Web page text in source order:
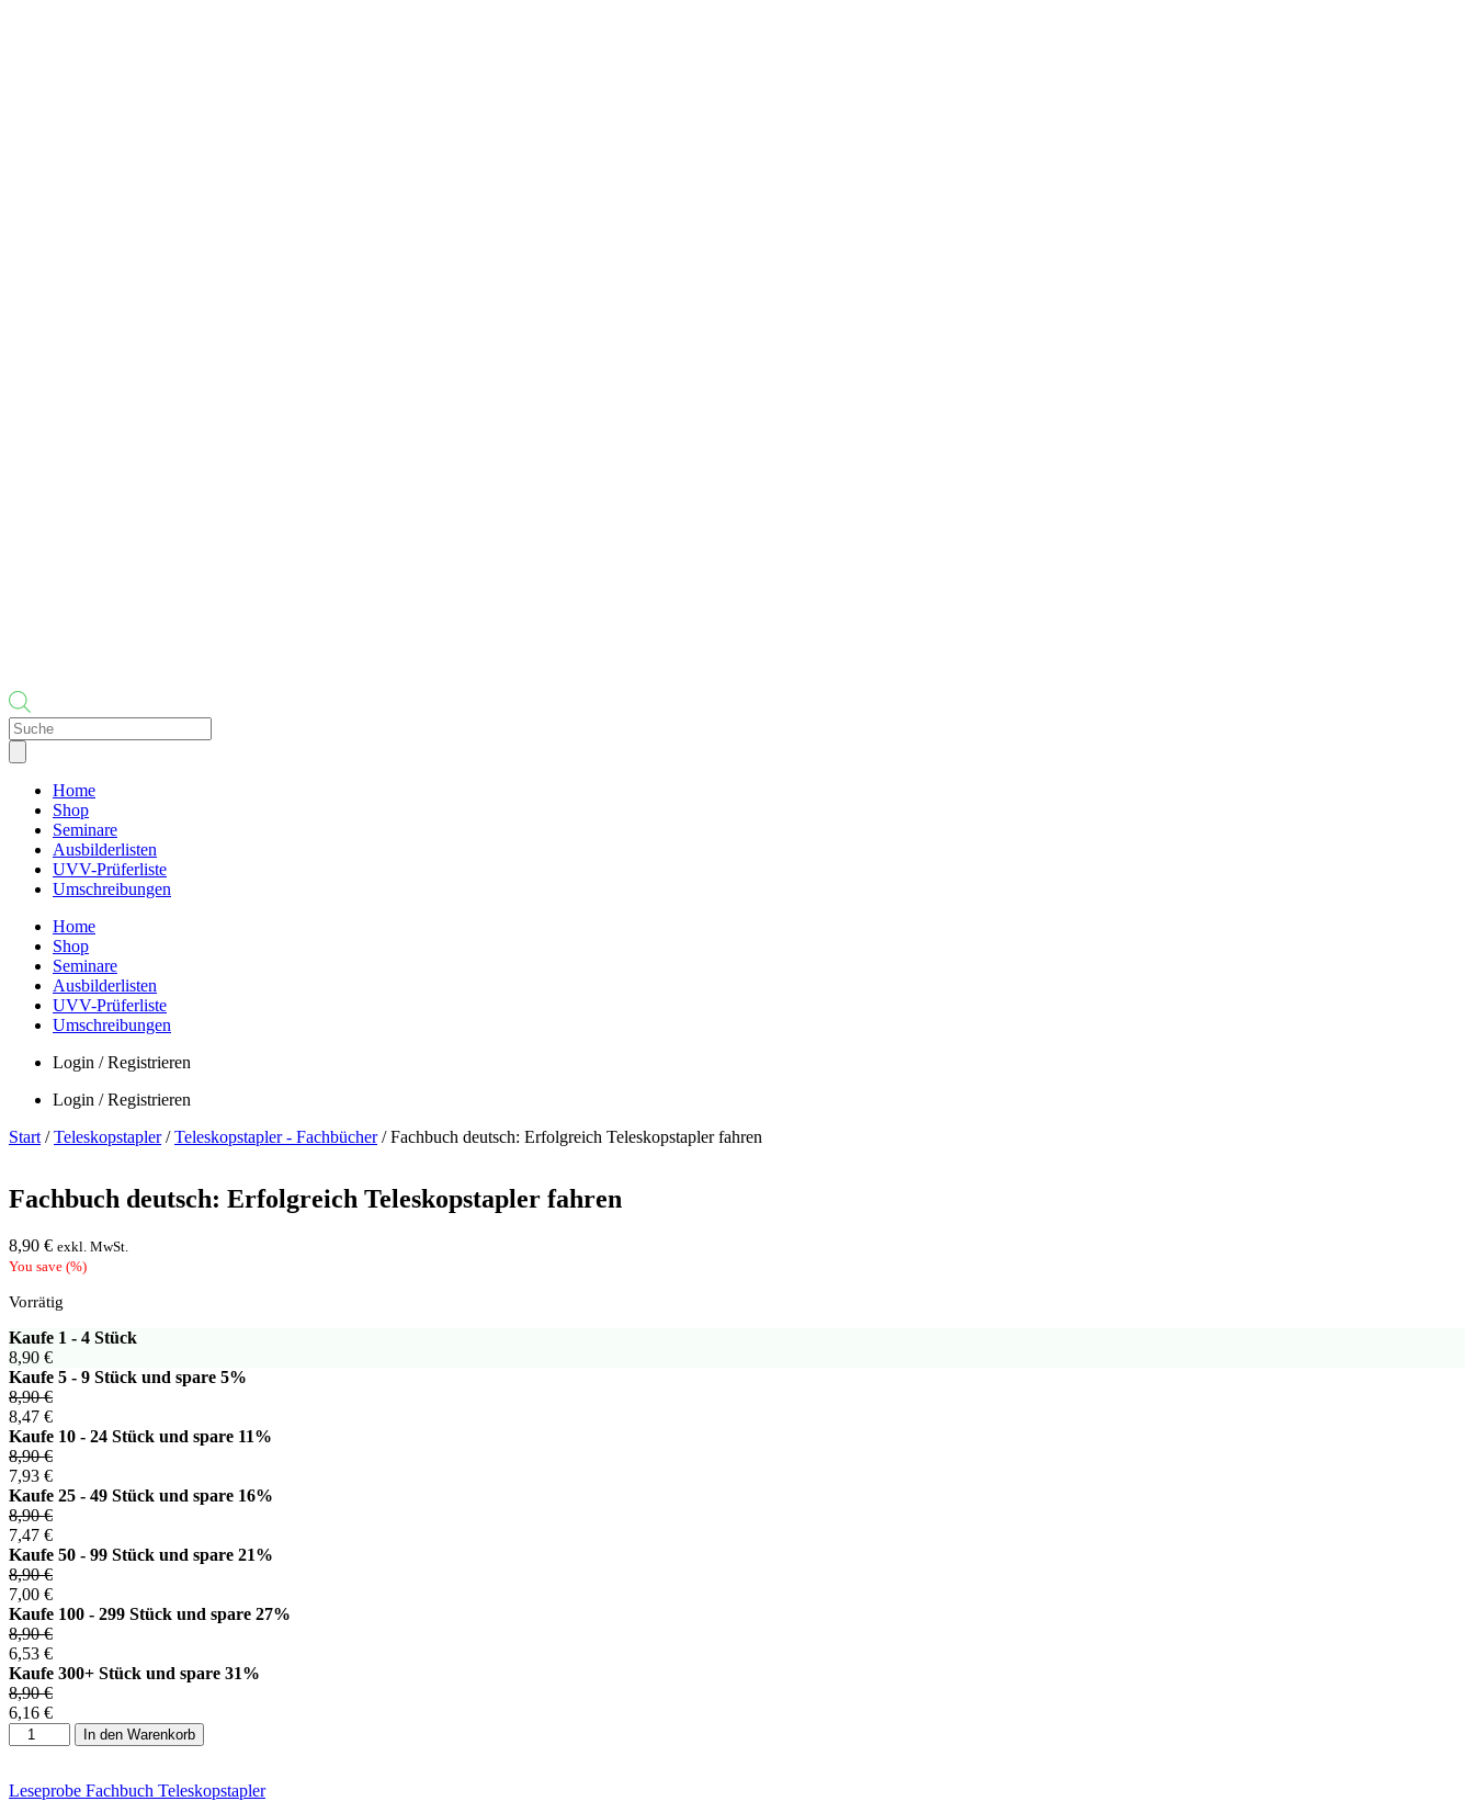
Products
search
Home
Shop
Seminare
Ausbilderlisten
UVV-Prüferliste
Umschreibungen
Home
Shop
Seminare
Ausbilderlisten
UVV-Prüferliste
Umschreibungen
Login / Registrieren
Login / Registrieren
Start /Teleskopstapler/Teleskopstapler - Fachbücher/ Fachbuch deutsch: Erfolgreich Teleskopstapler fahren
Fachbuch deutsch: Erfolgreich Teleskopstapler fahren
8,90 € exkl. MwSt.
You save (%)
Vorrätig
Kaufe 1 - 4 Stück
8,90 €
Kaufe 5 - 9 Stück und spare 5%
8,90€
8,47 €
Kaufe 10 - 24 Stück und spare 11%
8,90€
7,93 €
Kaufe 25 - 49 Stück und spare 16%
8,90€
7,47 €
Kaufe 50 - 99 Stück und spare 21%
8,90€
7,00 €
Kaufe 100 - 299 Stück und spare 27%
8,90€
6,53 €
Kaufe 300+ Stück und spare 31%
8,90€
6,16 €
Fachbuch
deutsch:
Teleskopstapler
In den Warenkorb
Leseprobe Fachbuch Teleskopstapler